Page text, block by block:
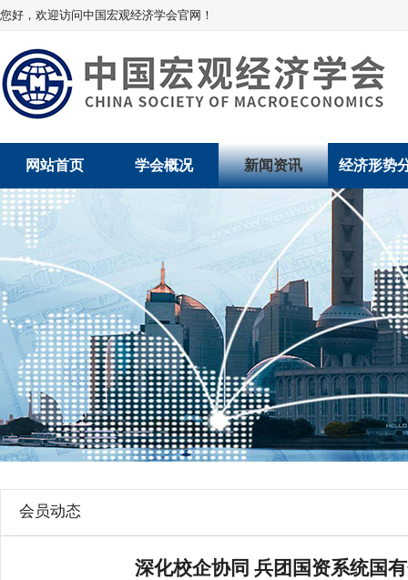
您好，欢迎访问中国宏观经济学会官网！
网站首页 学会概况
学术委员会
学会领导
组织机构
法律顾问
特邀研究员
新闻资讯
党建动态
学会动态
会员动态
地方动态
经济形势
经济数据
数说经济
经济运行与
产业发展
创新高技术
行
贸易与流
会员动态
深化校企协同 兵团国资系统国